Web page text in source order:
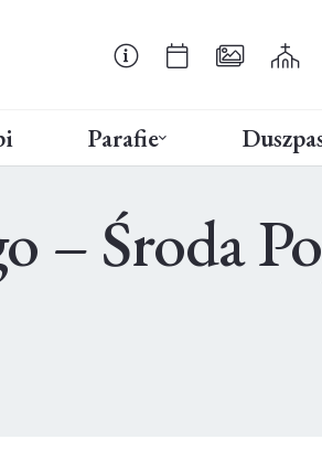
Parafie
– Środa